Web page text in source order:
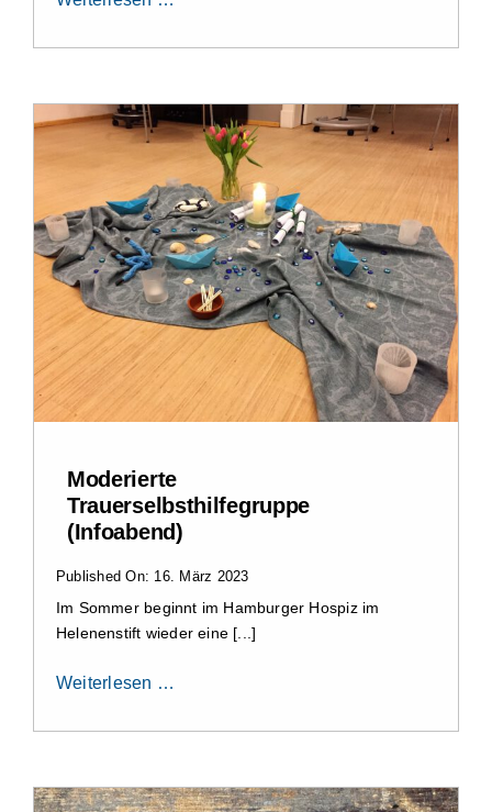
Moderierte
Trauerselbsthilfegruppe
(Infoabend)
Published On: 16. März 2023
Im Sommer beginnt im Hamburger Hospiz im
Helenenstift wieder eine [...]
Weiterlesen …